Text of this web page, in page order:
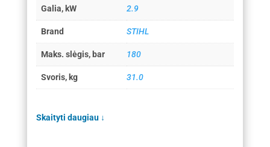
Galia, kW 2.9
Brand STIHL
Maks. slėgis, bar 180
Svoris, kg 31.0
Skaityti daugiau ↓